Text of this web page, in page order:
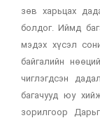
зөв харьцах
болдог. Иймд
мэдэх хүсэл
байгалийн
чиглэгдсэн
багачууд юу
зорилгоор